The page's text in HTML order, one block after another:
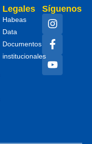
Legales
Habeas
Data
Documentos
institucionales
Síguenos